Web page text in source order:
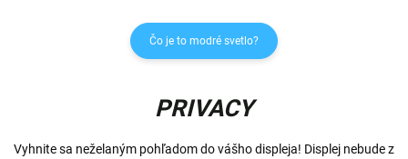
Čo je to modré svetlo?
PRIVACY
Vyhnite sa neželaným pohľadom do vášho displeja! Displej nebude z